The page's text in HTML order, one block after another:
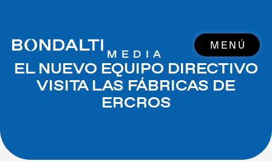
MENÚ
MEDIA
EL NUEVO EQUIPO DIRECTIVO
VISITA LAS FÁBRICAS DE
ERCROS